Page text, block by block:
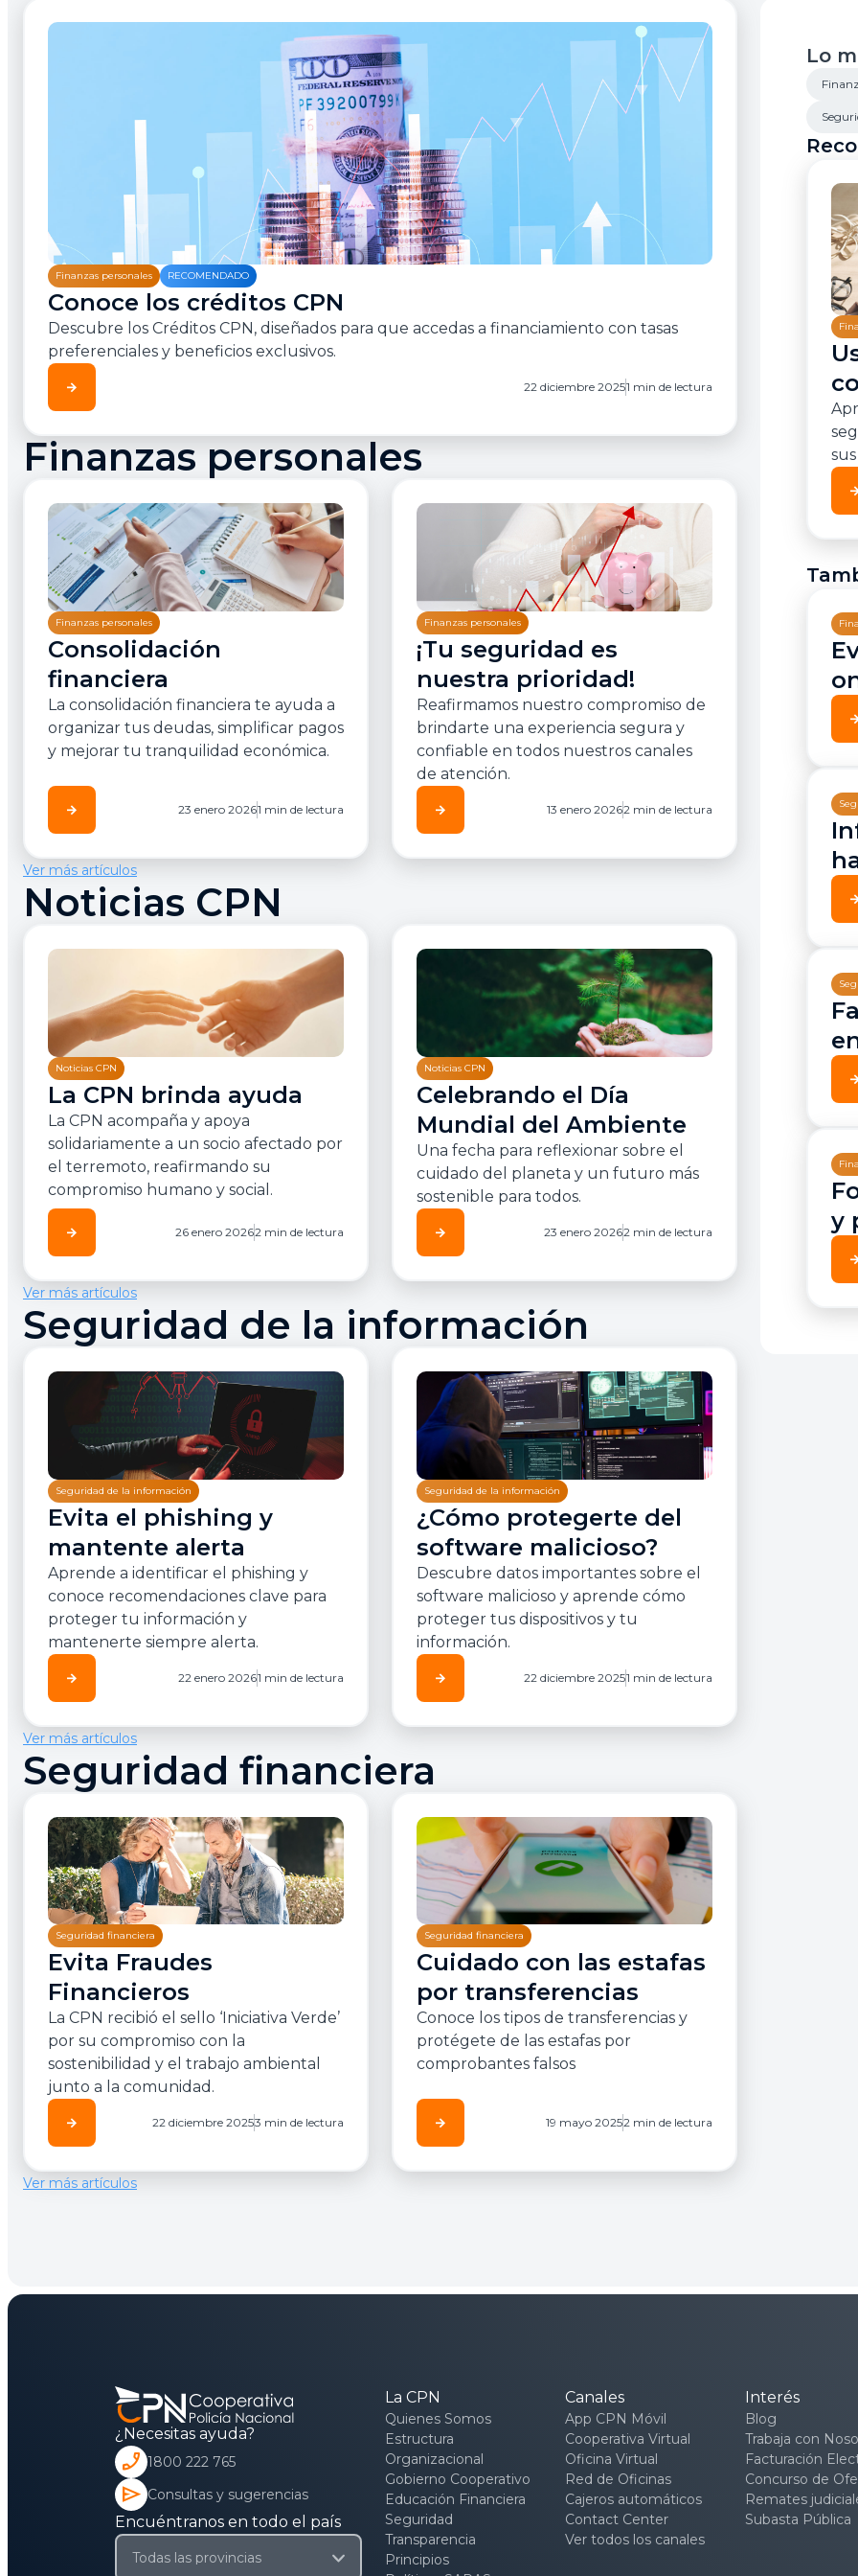
Finanzas personales RECOMENDADO
Conoce los créditos CPN
Descubre los Créditos CPN, diseñados para que accedas a financiamiento con tasas
preferenciales y beneficios exclusivos.
arrow_forward 22 diciembre 20251 min de lectura
Finanzas personales
Finanzas personales
Consolidación
financiera
La consolidación financiera te ayuda a
organizar tus deudas, simplificar pagos
y mejorar tu tranquilidad económica.
arrow_forward 23 enero 20261 min de lectura
Finanzas personales
¡Tu seguridad es
nuestra prioridad!
Reafirmamos nuestro compromiso de
brindarte una experiencia segura y
confiable en todos nuestros canales
de atención.
arrow_forward 13 enero 20262 min de lectura
Ver más artículos
Noticias CPN
Noticias CPN
La CPN brinda ayuda
La CPN acompaña y apoya
solidariamente a un socio afectado por
el terremoto, reafirmando su
compromiso humano y social.
arrow_forward 26 enero 20262 min de lectura
Noticias CPN
Celebrando el Día
Mundial del Ambiente
Una fecha para reflexionar sobre el
cuidado del planeta y un futuro más
sostenible para todos.
arrow_forward 23 enero 20262 min de lectura
Ver más artículos
Seguridad de la información
Seguridad de la información
Evita el phishing y
mantente alerta
Aprende a identificar el phishing y
conoce recomendaciones clave para
proteger tu información y
mantenerte siempre alerta.
arrow_forward 22 enero 20261 min de lectura
Seguridad de la información
¿Cómo protegerte del
software malicioso?
Descubre datos importantes sobre el
software malicioso y aprende cómo
proteger tus dispositivos y tu
información.
arrow_forward 22 diciembre 20251 min de lectura
Ver más artículos
Seguridad financiera
Seguridad financiera
Evita Fraudes
Financieros
La CPN recibió el sello ‘Iniciativa Verde’
por su compromiso con la
sostenibilidad y el trabajo ambiental
junto a la comunidad.
arrow_forward 22 diciembre 20253 min de lectura
Seguridad financiera
Cuidado con las estafas
por transferencias
Conoce los tipos de transferencias y
protégete de las estafas por
comprobantes falsos
arrow_forward 19 mayo 20252 min de lectura
Ver más artículos
Lo
y
¿Necesitas ayuda?
phone_enabled 1800 222 765
send Consultas y sugerencias
Encuéntranos en todo el país
La CPN
Quienes Somos
Estructura
Organizacional
Gobierno Cooperativo
Educación Financiera
Seguridad
Transparencia
Principios
Canales
App CPN Móvil
Cooperativa Virtual
Oficina Virtual
Red de Oficinas
Cajeros automáticos
Contact Center
Ver todos los canales
Interés
Blog
Trabaja con
Facturación
Concurso de
Remates
Subasta Pública